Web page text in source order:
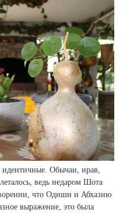
Обычаи, нрав,
ведь недаром Шота
что Одиши и Абхазию
выражение, это была